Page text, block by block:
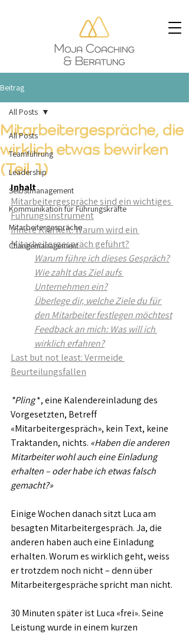
Beitrag
All Posts
Teamführung
Leadership
Selbstmanagement
Kommunikation für Führungskräfte
Mitarbeitergespräche
Changemanagement
All Posts
Mitarbeitergespräche, die
wirklich etwas bewirken
(Teil 1)
Inhalt
Mitarbeitergespräche sind ein wichtiges
Führungsinstrument
Innere Klarheit: Warum wird ein
Mitarbeitergespräch geführt?
Warum führe ich dieses Gespräch?
Wie zahlt das Ziel aufs
Unternehmen ein?
Überlege dir, welche Ziele du für
den Mitarbeiter festlegen möchtest
Feedback an mich: Was will ich
wirklich erfahren?
Last but not least: Vermeide
Beurteilungsfallen
*Pling *, eine Kalendereinladung des
Vorgesetzten, Betreff
«Mitarbeitergespräch», kein Text, keine
Traktanden, nichts. «Haben die anderen
Mitarbeiter wohl auch eine Einladung
erhalten – oder habe ich etwas falsch
gemacht?»
Einige Wochen danach sitzt Luca am
besagten Mitarbeitergespräch. Ja, die
anderen haben auch eine Einladung
erhalten. Worum es wirklich geht, weiss
er trotzdem noch nicht – denn über
Mitarbeitergespräche spricht man nicht.
30 Minuten später ist Luca «frei». Seine
Leistung wurde in einem kurzen